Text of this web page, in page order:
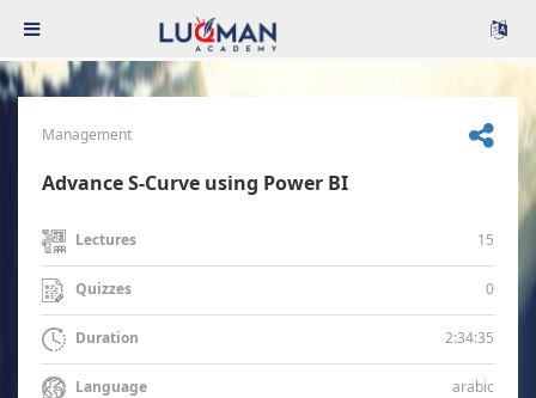
Management
Advance S-Curve using Power BI
Lectures 15
Quizzes 0
Duration 2:34:35
Language arabic